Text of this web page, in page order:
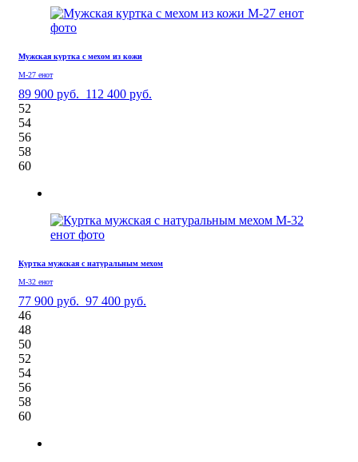
Мужская куртка с мехом из кожи
М-27 енот
89 900 руб. 112 400 руб.
52
54
56
58
60
Куртка мужская с натуральным мехом
М-32 енот
77 900 руб. 97 400 руб.
46
48
50
52
54
56
58
60